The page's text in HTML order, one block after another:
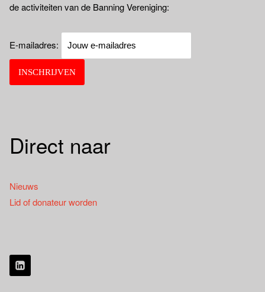
de activiteiten van de Banning Vereniging:
E-mailadres:
Direct naar
Nieuws
Lid of donateur worden